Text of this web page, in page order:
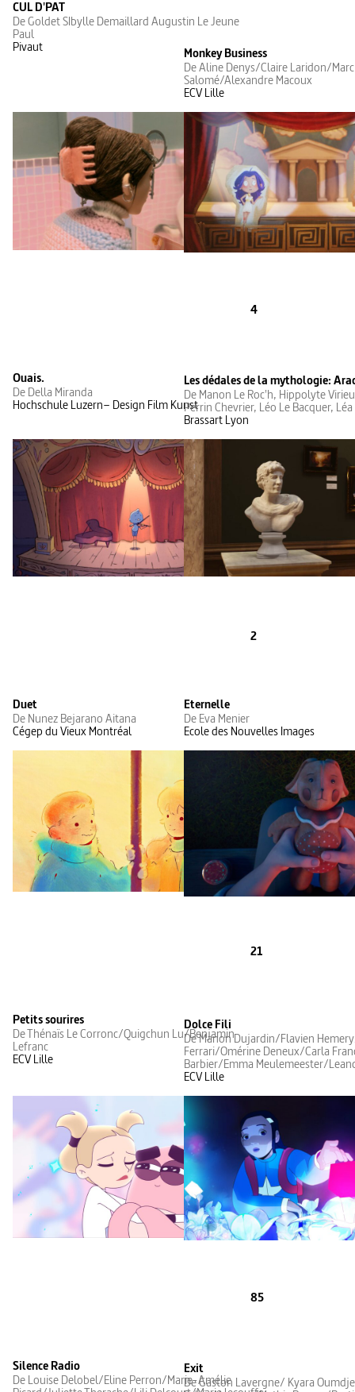
CUL D'PAT
De Goldet SIbylle Demaillard Augustin Le Jeune
Paul
Pivaut
Monkey Business
De Aline Denys/Claire Laridon/
Salomé/Alexandre Macoux
ECV Lille
4
Ouais.
De Della Miranda
Hochschule Luzern– Design Film Kunst
Les dédales de la mythologie:
De Manon Le Roc'h, Hippolyte
Perrin Chevrier, Léo Le Bacquer,
Brassart Lyon
2
Duet
De Nunez Bejarano Aitana
Cégep du Vieux Montréal
Eternelle
De Eva Menier
Ecole des Nouvelles Images
21
Petits sourires
De Thénaïs Le Corronc/Quigchun Lu/Benjamin
Lefranc
ECV Lille
Dolce Fili
De Manon Dujardin/Flavien
Ferrari/Omérine Deneux/Carla
Barbier/Emma Meulemeester/
ECV Lille
85
Silence Radio
De Louise Delobel/Eline Perron/Marie-Amélie
Exit
De Gaston Lavergne/ Kyara